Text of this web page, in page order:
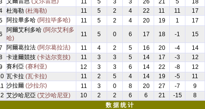
11 5 3 3 26 21 5 18
杜海勒 (杜海勒) 11 5 2 4 22 11 11 17
阿拉畢多哈 (阿拉毕多哈) 11 5 2 4 20 19 1 17
阿爾艾利多哈 (阿尔艾利多
哈)
11 5 0 6 17 18 -1 15
阿爾葛拉法 (阿尔葛拉法) 11 4 2 5 16 20 -4 14
卡達爾競技 (卡达尔竞技) 11 3 3 5 14 17 -3 12
賽利亞 (赛利亚) 12 3 3 6 14 22 -8 12
瓦卡拉 (瓦卡拉) 11 2 5 4 14 19 -5 11
沙拉爾 (沙拉尔) 11 3 0 8 20 27 -7 9
艾沙哈尼亞 (艾沙哈尼亚) 10 2 2 6 6 21 -15 8
数 据 统 计